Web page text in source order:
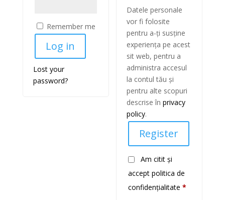
Remember me
Log in
Lost your
password?
Datele personale
vor fi folosite
pentru a-ți susține
experiența pe acest
sit web, pentru a
administra accesul
la contul tău și
pentru alte scopuri
descrise înprivacy
policy.
Register
Am citit și
accept politica de
confidențialitate*